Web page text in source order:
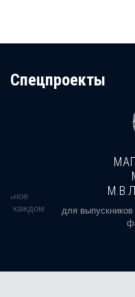
Cпецпроекты
в каждом
для выпускников